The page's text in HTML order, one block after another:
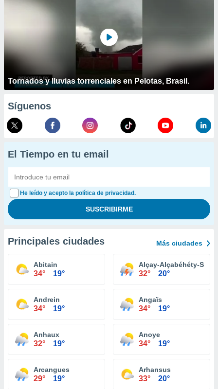
Tornados y lluvias torrenciales en Pelotas, Brasil.
Síguenos
El Tiempo en tu email
He leído y acepto la política de privacidad.
Principales ciudades Más ciudades
Abitain
34° 19°
Alçay-Alçabéhéty-
32° 20°
Andrein
34° 19°
Angaïs
34° 19°
Anhaux
32° 19°
Anoye
34° 19°
Arcangues
29° 19°
Arhansus
33° 20°